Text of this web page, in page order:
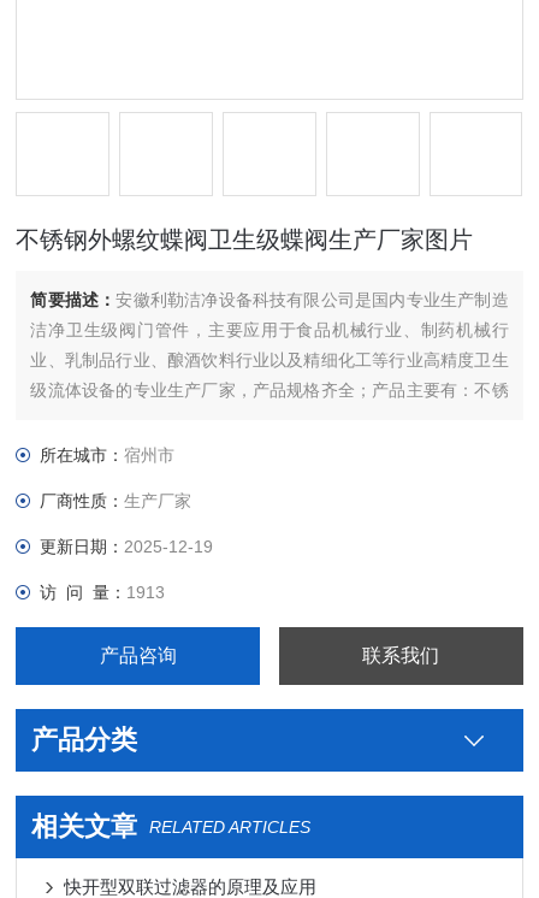
不锈钢外螺纹蝶阀卫生级蝶阀生产厂家图片
简要描述：安徽利勒洁净设备科技有限公司是国内专业生产制造
洁净卫生级阀门管件，主要应用于食品机械行业、制药机械行
业、乳制品行业、酿酒饮料行业以及精细化工等行业高精度卫生
级流体设备的专业生产厂家，产品规格齐全；产品主要有：不锈
真空法兰，真空管件，真空弯头，真空三通，真空大小头，ISO
所在城市：宿州市
厂商性质：生产厂家
更新日期： 2025-12-19
访 问 量： 1913
产品咨询 联系我们
产品分类
相关文章 RELATED ARTICLES
快开型双联过滤器的原理及应用